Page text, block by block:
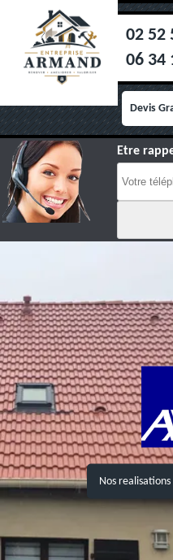
02 52
06 34
Devis
Etre
Nos realisations